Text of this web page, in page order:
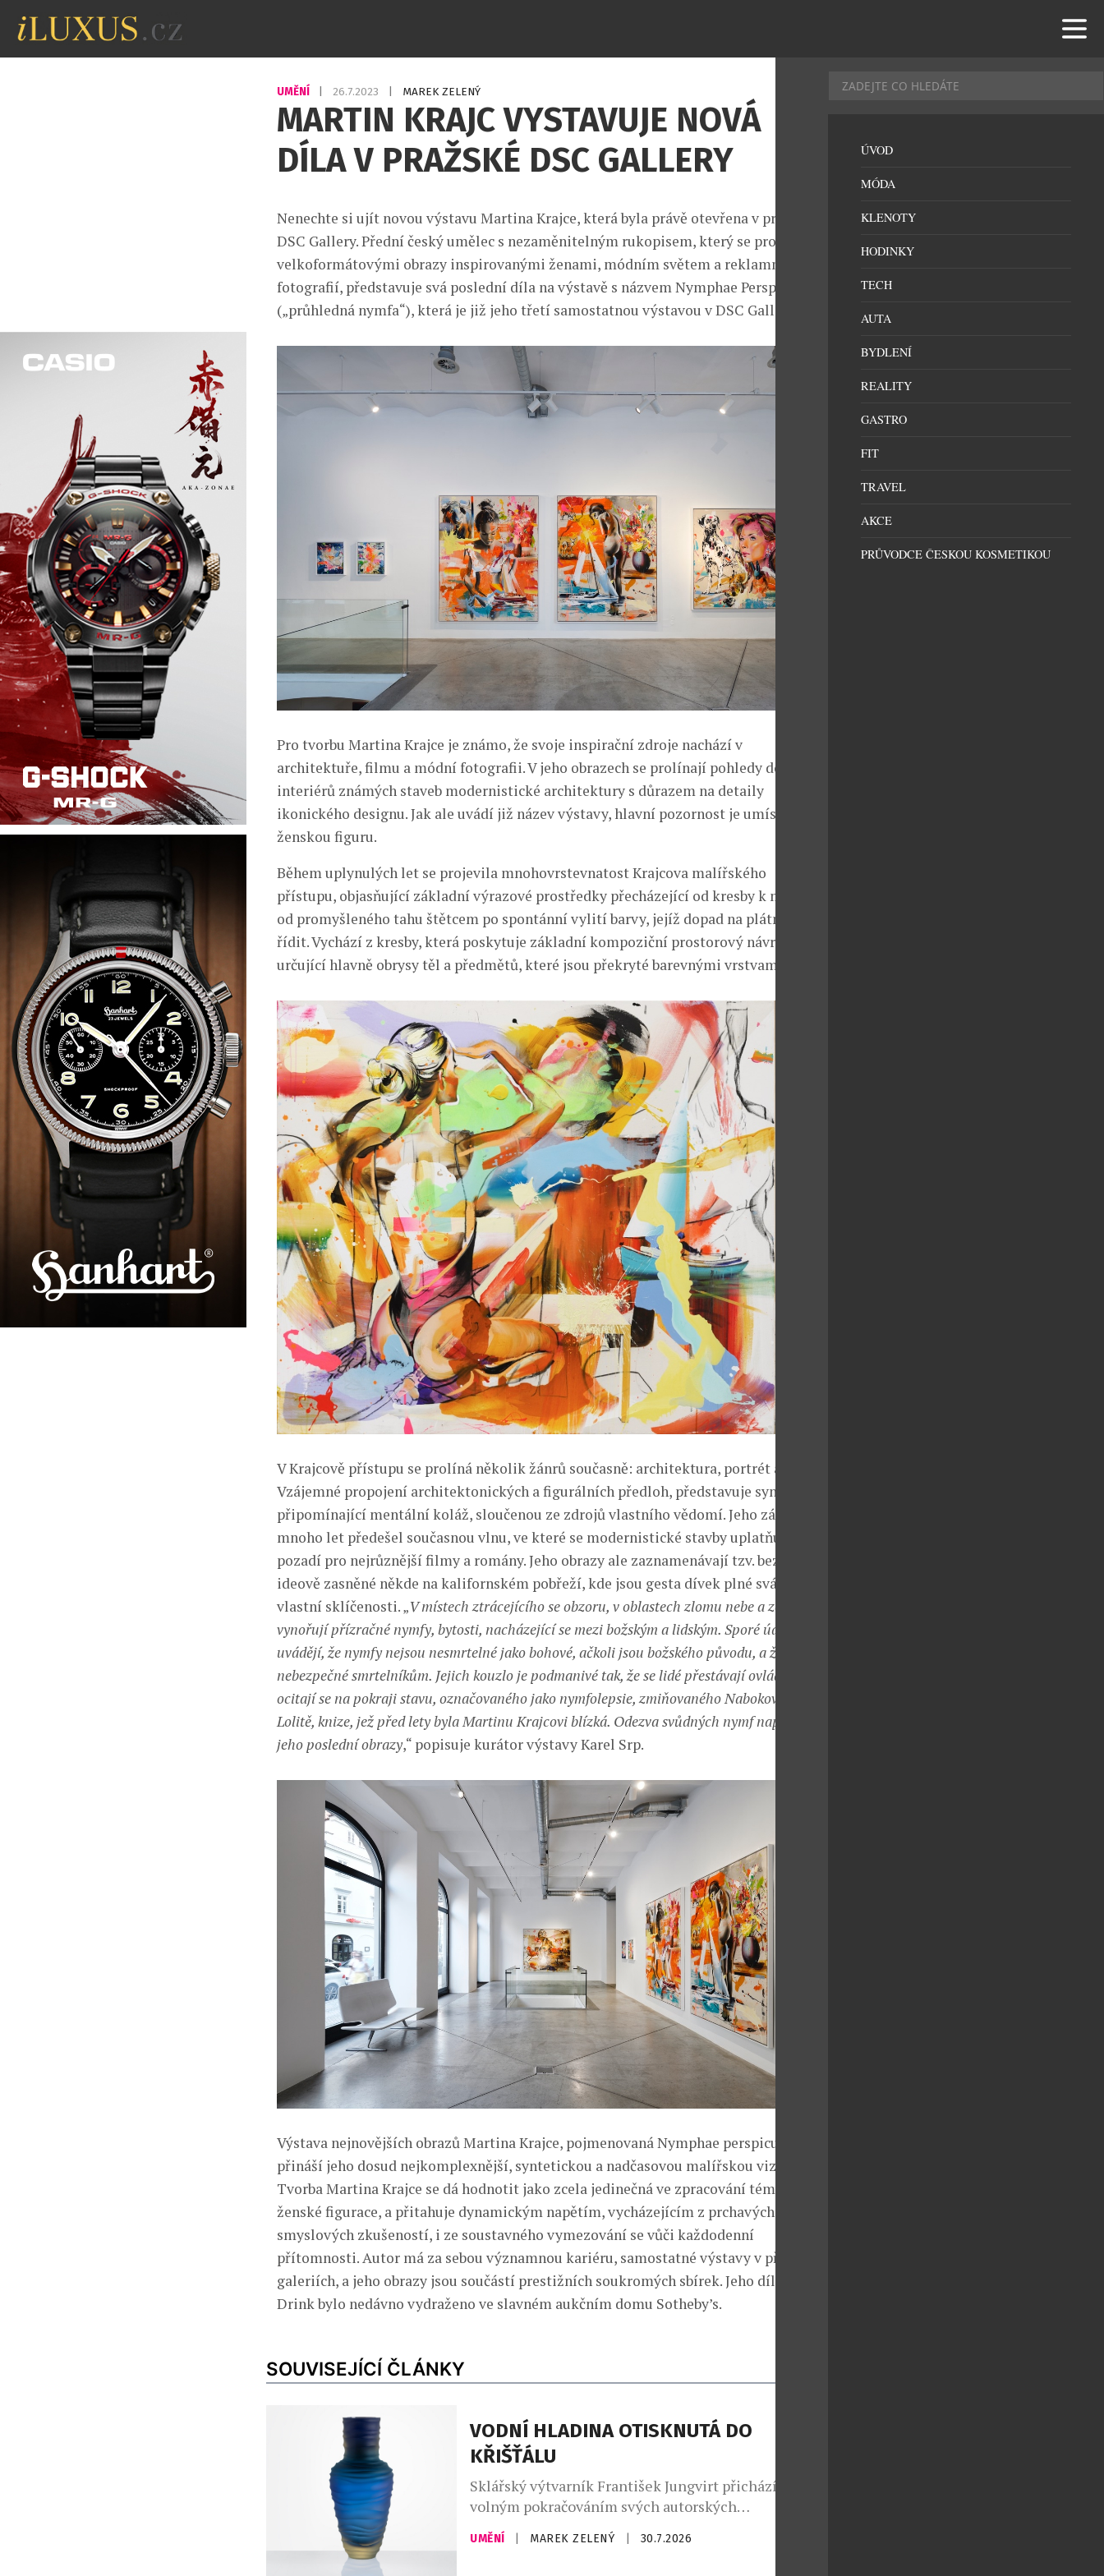
UMĚNÍ 26.7.2023 MAREK ZELENÝ
MARTIN KRAJC VYSTAVUJE NOVÁ
DÍLA V PRAŽSKÉ DSC GALLERY
Nenechte si ujít novou výstavu Martina Krajce, která byla právě otevřena v pražské
DSC Gallery. Přední český umělec s nezaměnitelným rukopisem, který se proslavil
velkoformátovými obrazy inspirovanými ženami, módním světem a reklamní
fotografií, představuje svá poslední díla na výstavě s názvem Nymphae Perspicuae
(„průhledná nymfa“), která je již jeho třetí samostatnou výstavou v DSC Gallery.
Pro tvorbu Martina Krajce je známo, že svoje inspirační zdroje nachází v
architektuře, filmu a módní fotografii. V jeho obrazech se prolínají pohledy do
interiérů známých staveb modernistické architektury s důrazem na detaily
ikonického designu. Jak ale uvádí již název výstavy, hlavní pozornost je umístěna na
ženskou figuru.
Během uplynulých let se projevila mnohovrstevnatost Krajcova malířského
přístupu, objasňující základní výrazové prostředky přecházející od kresby k malbě,
od promyšleného tahu štětcem po spontánní vylití barvy, jejíž dopad na plátno nelze
řídit. Vychází z kresby, která poskytuje základní kompoziční prostorový návrh
určující hlavně obrysy těl a předmětů, které jsou překryté barevnými vrstvami.
V Krajcově přístupu se prolíná několik žánrů současně: architektura, portrét a zátiší.
Vzájemné propojení architektonických a figurálních předloh, představuje syntézu,
připomínající mentální koláž, sloučenou ze zdrojů vlastního vědomí. Jeho zájem o
mnoho let předešel současnou vlnu, ve které se modernistické stavby uplatňují jako
pozadí pro nejrůznější filmy a romány. Jeho obrazy ale zaznamenávají tzv. bezčasí,
ideově zasněné někde na kalifornském pobřeží, kde jsou gesta dívek plné svádění a
vlastní sklíčenosti. „V místech ztrácejícího se obzoru, v oblastech zlomu nebe a země se
vynořují přízračné nymfy, bytosti, nacházející se mezi božským a lidským. Sporé údaje
uvádějí, že nymfy nejsou nesmrtelné jako bohové, ačkoli jsou božského původu, a že jsou
nebezpečné smrtelníkům. Jejich kouzlo je podmanivé tak, že se lidé přestávají ovládat a
ocitají se na pokraji stavu, označovaného jako nymfolepsie, zmiňovaného Nabokovem v
Lolitě, knize, jež před lety byla Martinu Krajcovi blízká. Odezva svůdných nymf naplnila i
jeho poslední obrazy,“ popisuje kurátor výstavy Karel Srp.
Výstava nejnovějších obrazů Martina Krajce, pojmenovaná Nymphae perspicue
přináší jeho dosud nejkomplexnější, syntetickou a nadčasovou malířskou vizi.
Tvorba Martina Krajce se dá hodnotit jako zcela jedinečná ve zpracování tématu
ženské figurace, a přitahuje dynamickým napětím, vycházejícím z prchavých
smyslových zkušeností, i ze soustavného vymezování se vůči každodenní
přítomnosti. Autor má za sebou významnou kariéru, samostatné výstavy v předních
galeriích, a jeho obrazy jsou součástí prestižních soukromých sbírek. Jeho dílo Blue
Drink bylo nedávno vydraženo ve slavném aukčním domu Sotheby’s.
SOUVISEJÍCÍ ČLÁNKY
VODNÍ HLADINA OTISKNUTÁ DO
KŘIŠŤÁLU
Sklářský výtvarník František Jungvirt přichází s
volným pokračováním svých autorských
sběratelských kolekcí Garden Unique a rozšiřuje ji
nyní o dva sběratelské unikáty s podtitulem Aquatic.
UMĚNÍ MAREK ZELENÝ 30.7.2026
ÚVOD
MÓDA
KLENOTY
HODINKY
TECH
AUTA
BYDLENÍ
REALITY
GASTRO
FIT
TRAVEL
AKCE
PRŮVODCE ČESKOU KOSMETIKOU